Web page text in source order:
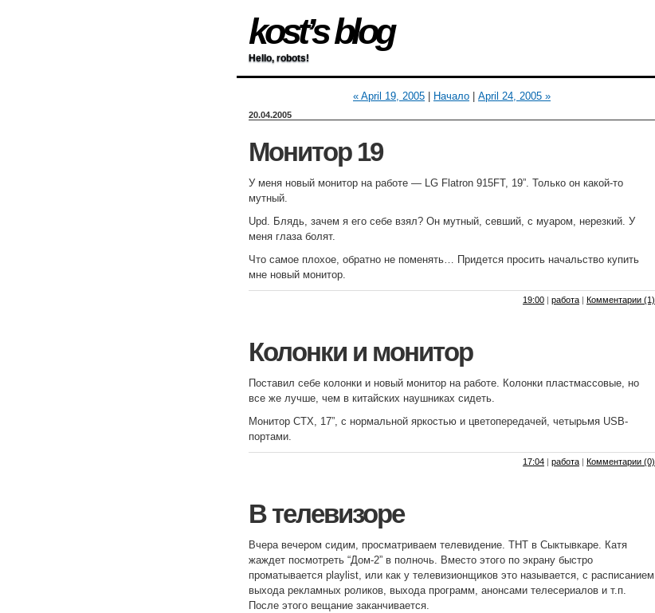
kost’s blog
Hello, robots!
« April 19, 2005 Начало April 24, 2005 »
20.04.2005
Монитор 19
У меня новый монитор на работе — LG Flatron 915FT, 19”. Только он какой-то
мутный.
Upd. Блядь, зачем я его себе взял? Он мутный, севший, с муаром, нерезкий. У
меня глаза болят.
Что самое плохое, обратно не поменять… Придется просить начальство купить
мне новый монитор.
19:00 | работа | Комментарии (1)
Колонки и монитор
Поставил себе колонки и новый монитор на работе. Колонки пластмассовые, но
все же лучше, чем в китайских наушниках сидеть.
Монитор CTX, 17”, с нормальной яркостью и цветопередачей, четырьмя USB-
портами.
17:04 | работа | Комментарии (0)
В телевизоре
Вчера вечером сидим, просматриваем телевидение. ТНТ в Сыктывкаре. Катя
жаждет посмотреть “Дом-2” в полночь. Вместо этого по экрану быстро
проматывается playlist, или как у телевизионщиков это называется, с расписанием
выхода рекламных роликов, выхода программ, анонсами телесериалов и т.п.
После этого вещание заканчивается.